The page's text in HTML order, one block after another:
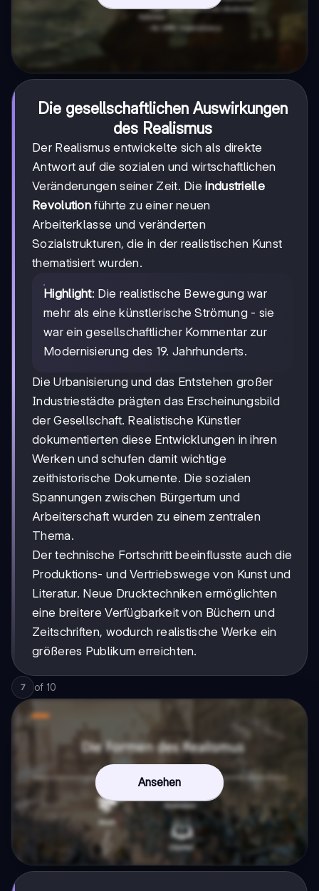
Die gesellschaftlichen Auswirkungen
des Realismus
Der Realismus entwickelte sich als direkte
Antwort auf die sozialen und wirtschaftlichen
Veränderungen seiner Zeit. Dieindustrielle
Revolution führte zu einer neuen
Arbeiterklasse und veränderten
Sozialstrukturen, die in der realistischen Kunst
thematisiert wurden.
Highlight: Die realistische Bewegung war
mehr als eine künstlerische Strömung - sie
war ein gesellschaftlicher Kommentar zur
Modernisierung des 19. Jahrhunderts.
Die Urbanisierung und das Entstehen großer
Industriestädte prägten das Erscheinungsbild
der Gesellschaft. Realistische Künstler
dokumentierten diese Entwicklungen in ihren
Werken und schufen damit wichtige
zeithistorische Dokumente. Die sozialen
Spannungen zwischen Bürgertum und
Arbeiterschaft wurden zu einem zentralen
Thema.
Der technische Fortschritt beeinflusste auch die
Produktions- und Vertriebswege von Kunst und
Literatur. Neue Drucktechniken ermöglichten
eine breitere Verfügbarkeit von Büchern und
Zeitschriften, wodurch realistische Werke ein
größeres Publikum erreichten.
7 of 10
Ansehen